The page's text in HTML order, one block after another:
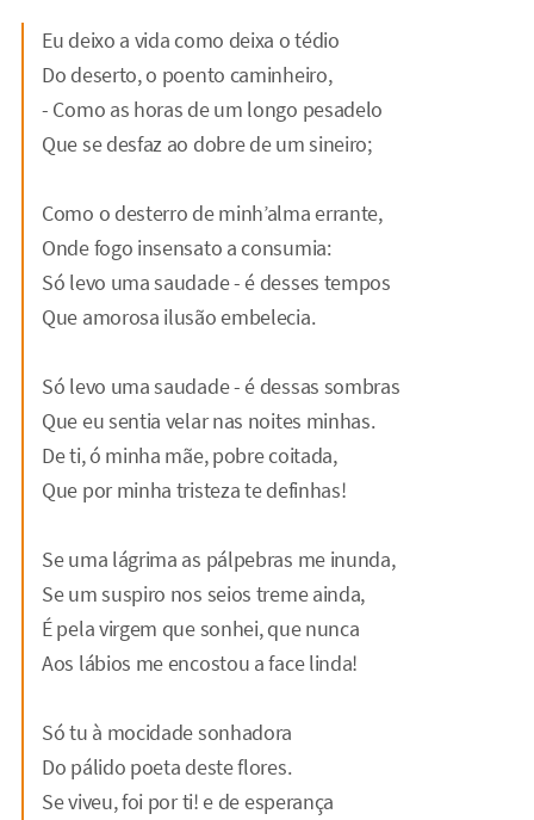
Eu deixo a vida como deixa o tédio
Do deserto, o poento caminheiro,
- Como as horas de um longo pesadelo
Que se desfaz ao dobre de um sineiro;
Como o desterro de minh’alma errante,
Onde fogo insensato a consumia:
Só levo uma saudade - é desses tempos
Que amorosa ilusão embelecia.
Só levo uma saudade - é dessas sombras
Que eu sentia velar nas noites minhas.
De ti, ó minha mãe, pobre coitada,
Que por minha tristeza te definhas!
Se uma lágrima as pálpebras me inunda,
Se um suspiro nos seios treme ainda,
É pela virgem que sonhei, que nunca
Aos lábios me encostou a face linda!
Só tu à mocidade sonhadora
Do pálido poeta deste flores.
Se viveu, foi por ti! e de esperança